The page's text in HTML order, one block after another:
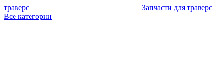
траверс
Запчасти для траверс
Все категории